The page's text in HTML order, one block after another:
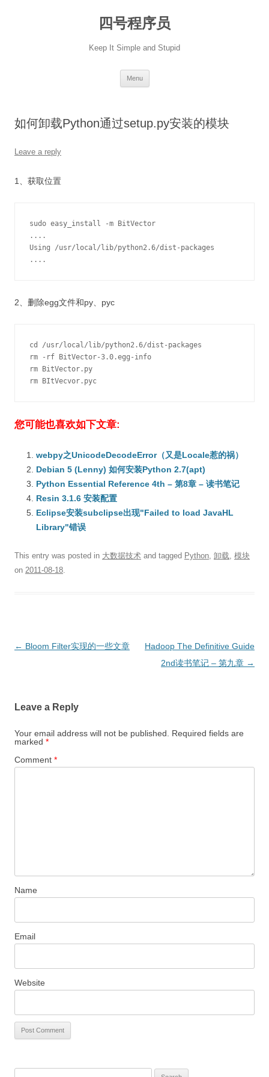
四号程序员
Keep It Simple and Stupid
Menu
如何卸载Python通过setup.py安装的模块
Leave a reply
1、获取位置
sudo easy_install -m BitVector
....
Using /usr/local/lib/python2.6/dist-packages
....
2、删除egg文件和py、pyc
cd /usr/local/lib/python2.6/dist-packages
rm -rf BitVector-3.0.egg-info
rm BitVector.py
rm BItVecvor.pyc
您可能也喜欢如下文章:
webpy之UnicodeDecodeError（又是Locale惹的祸）
Debian 5 (Lenny) 如何安装Python 2.7(apt)
Python Essential Reference 4th – 第8章 – 读书笔记
Resin 3.1.6 安装配置
Eclipse安装subclipse出现"Failed to load JavaHL
Library"错误
This entry was posted in 大数据技术 and tagged Python, 卸载, 模块
on 2011-08-18.
Post
← Bloom Filter实现的一些文章
Hadoop The Definitive Guide
2nd读书笔记 – 第九章 →
Leave a Reply
Your email address will not be published.
Required fields are
marked *
Comment *
Name
Email
Website